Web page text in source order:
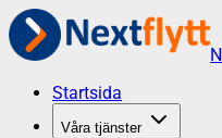
Startsida
Våra tjänster